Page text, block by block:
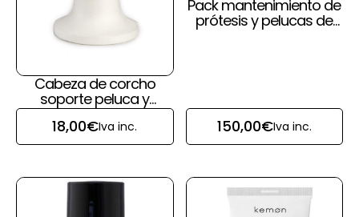
Cabeza de corcho
soporte peluca y
prótesis capilar
18,00€Iva inc.
Pack mantenimiento de
prótesis y pelucas de
pelo natural y cuero
150,00€Iva inc.